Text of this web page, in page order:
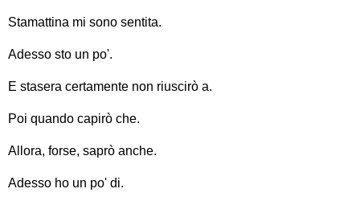
Stamattina mi sono sentita.
Adesso sto un po'.
E stasera certamente non riuscirò a.
Poi quando capirò che.
Allora, forse, saprò anche.
Adesso ho un po' di.